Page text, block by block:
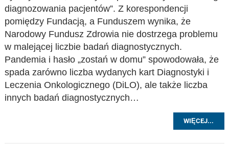
diagnozowania pacjentów”. Z korespondencji
pomiędzy Fundacją, a Funduszem wynika, że
Narodowy Fundusz Zdrowia nie dostrzega problemu
w malejącej liczbie badań diagnostycznych.
Pandemia i hasło „zostań w domu” spowodowała, że
spada zarówno liczba wydanych kart Diagnostyki i
Leczenia Onkologicznego (DiLO), ale także liczba
innych badań diagnostycznych…
WIĘCEJ...